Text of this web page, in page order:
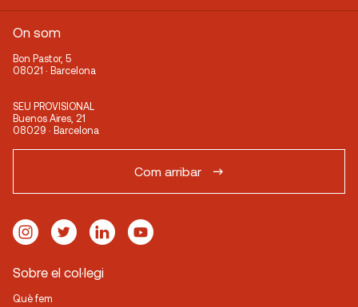
On som
Bon Pastor, 5
08021 · Barcelona
SEU PROVISIONAL
Buenos Aires, 21
08029 · Barcelona
Com arribar
Sobre el col·legi
Què fem